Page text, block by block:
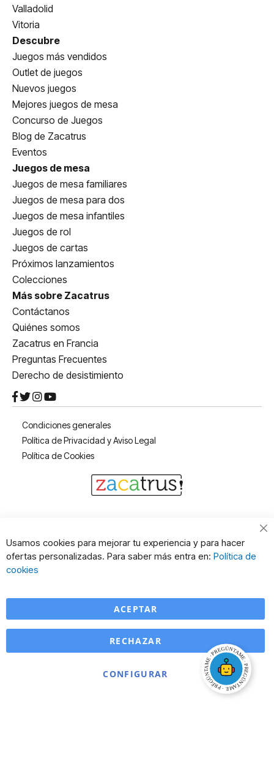
Valladolid
Vitoria
Descubre
Juegos más vendidos
Outlet de juegos
Nuevos juegos
Mejores juegos de mesa
Concurso de Juegos
Blog de Zacatrus
Eventos
Juegos de mesa
Juegos de mesa familiares
Juegos de mesa para dos
Juegos de mesa infantiles
Juegos de rol
Juegos de cartas
Próximos lanzamientos
Colecciones
Más sobre Zacatrus
Contáctanos
Quiénes somos
Zacatrus en Francia
Preguntas Frecuentes
Derecho de desistimiento
Condiciones generales
Política de Privacidad y Aviso Legal
Política de Cookies
Usamos cookies para mejorar tu experiencia y para hacer
ofertas personalizadas. Para saber más entra en: Política de
cookies
ACEPTAR
CONFIGURAR
RECHAZAR